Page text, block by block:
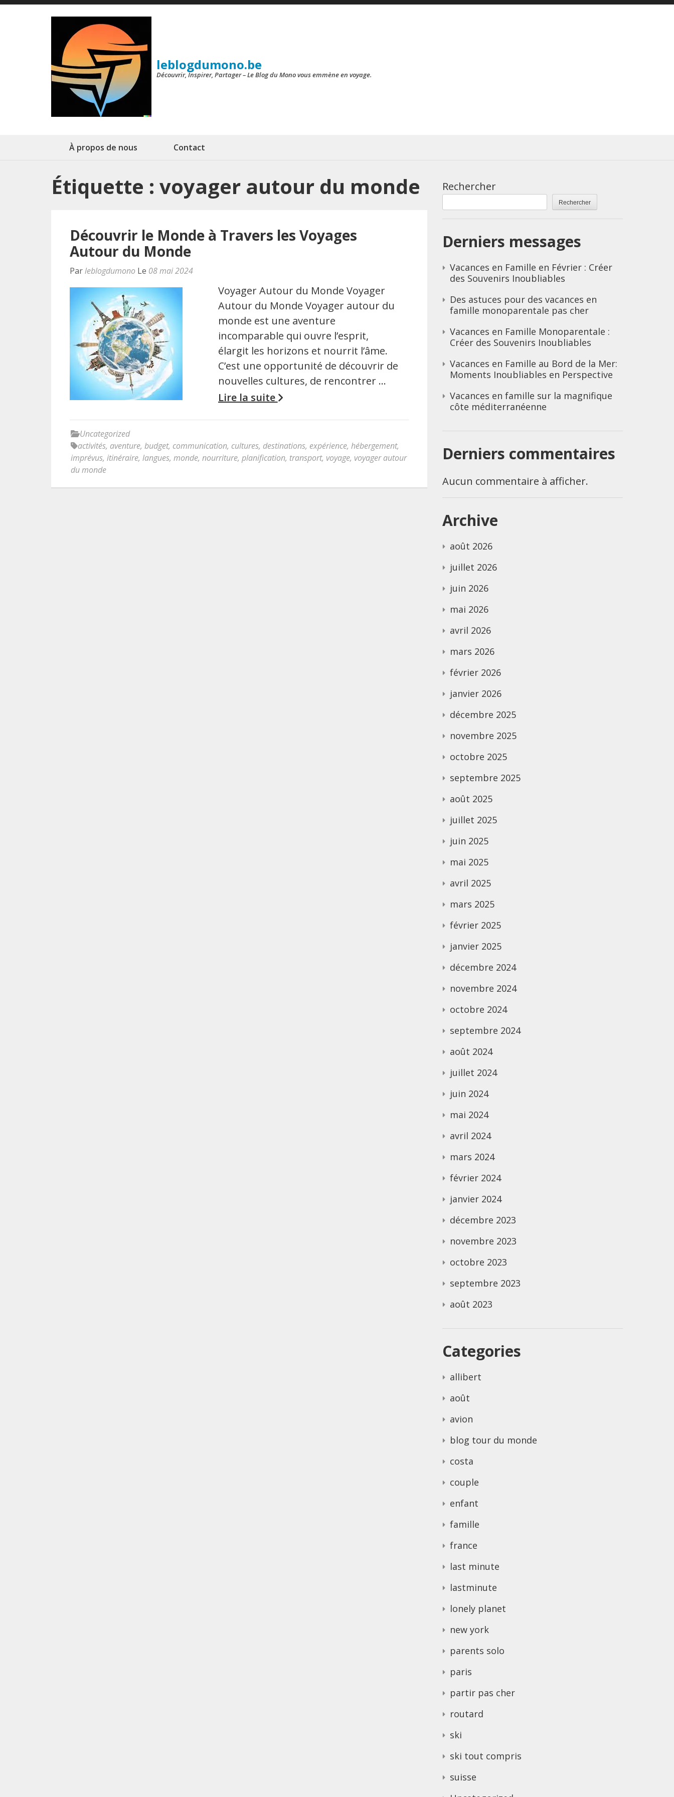
Aller
leblogdumono.be
Découvrir, Inspirer, Partager – Le Blog du Mono vous emmène en voyage.
À propos de nous Contact
Étiquette : voyager autour du monde
Découvrir le Monde à Travers les Voyages
Autour du Monde
Parleblogdumono Le 08 mai 2024
Voyager Autour du Monde Voyager
Autour du Monde Voyager autour du
monde est une aventure
incomparable qui ouvre l’esprit,
élargit les horizons et nourrit l’âme.
C’est une opportunité de découvrir de
nouvelles cultures, de rencontrer …
Lire la suite
Uncategorized
activités, aventure, budget, communication, cultures, destinations, expérience, hébergement,
imprévus, itinéraire, langues, monde, nourriture, planification, transport, voyage, voyager autour
du monde
Rechercher
Rechercher
Derniers messages
Vacances en Famille en Février : Créer
des Souvenirs Inoubliables
Des astuces pour des vacances en
famille monoparentale pas cher
Vacances en Famille Monoparentale :
Créer des Souvenirs Inoubliables
Vacances en Famille au Bord de la Mer:
Moments Inoubliables en Perspective
Vacances en famille sur la magnifique
côte méditerranéenne
Derniers commentaires
Aucun commentaire à afficher.
Archive
août 2026
juillet 2026
juin 2026
mai 2026
avril 2026
mars 2026
février 2026
janvier 2026
décembre 2025
novembre 2025
octobre 2025
septembre 2025
août 2025
juillet 2025
juin 2025
mai 2025
avril 2025
mars 2025
février 2025
janvier 2025
décembre 2024
novembre 2024
octobre 2024
septembre 2024
août 2024
juillet 2024
juin 2024
mai 2024
avril 2024
mars 2024
février 2024
janvier 2024
décembre 2023
novembre 2023
octobre 2023
septembre 2023
août 2023
Categories
allibert
août
avion
blog tour du monde
costa
couple
enfant
famille
france
last minute
lastminute
lonely planet
new york
parents solo
paris
partir pas cher
routard
ski
ski tout compris
suisse